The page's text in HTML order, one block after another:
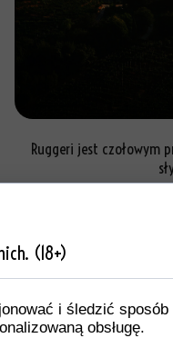
Ruggeri jest czołowym
Dążenia do
Falstaff,
W 2017 roku Ruggeri
jako pierwszy
(18+)
i śledzić sposób
obsługę.